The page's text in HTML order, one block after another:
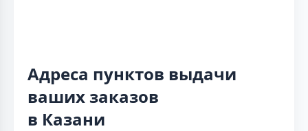
Адреса пунктов выдачи
ваших заказов
в Казани